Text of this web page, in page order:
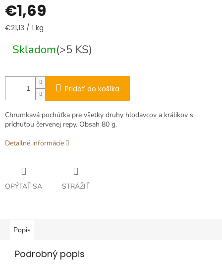
€1,69
Jednotková
€21,13 / 1 kg
Skladom(>5 KS)
Pridať do košíka
Chrumkavá pochúťka pre všetky druhy hlodavcov a králikov s
príchuťou červenej repy. Obsah 80 g.
Detailné informácie
OPÝTAŤ SA STRÁŽIŤ
Popis
Podrobný popis